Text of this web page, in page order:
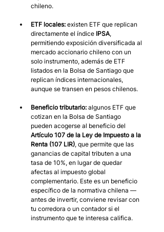
chileno.
ETF locales: existen ETF que replican
directamente el índice IPSA,
permitiendo exposición diversificada al
mercado accionario chileno con un
solo instrumento, además de ETF
listados en la Bolsa de Santiago que
replican índices internacionales,
aunque se transen en pesos chilenos.
Beneficio tributario: algunos ETF que
cotizan en la Bolsa de Santiago
pueden acogerse al beneficio del
Artículo 107 de la Ley de Impuesto a la
Renta (107 LIR), que permite que las
ganancias de capital tributen a una
tasa de 10%, en lugar de quedar
afectas al impuesto global
complementario. Este es un beneficio
específico de la normativa chilena —
antes de invertir, conviene revisar con
tu corredora o un contador si el
instrumento que te interesa califica.